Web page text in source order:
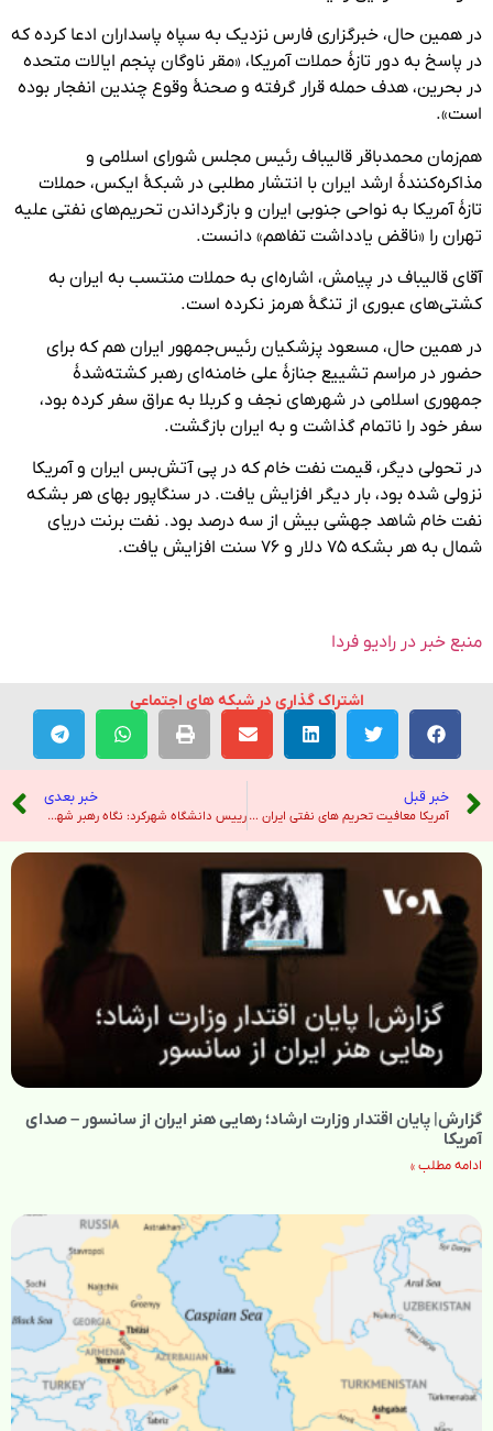
در همین حال، خبرگزاری فارس نزدیک به سپاه پاسداران ادعا کرده که
در پاسخ به دور تازۀ حملات آمریکا، «مقر ناوگان پنجم ایالات متحده
در بحرین، هدف حمله قرار گرفته و صحنۀ وقوع چندین انفجار بوده
است».
هم‌زمان محمدباقر قالیباف رئیس مجلس شورای اسلامی و
مذاکره‌کنندۀ ارشد ایران با انتشار مطلبی در شبکۀ ایکس، حملات
تازۀ آمریکا به نواحی جنوبی ایران و بازگرداندن تحریم‌های نفتی علیه
تهران را «ناقض یادداشت تفاهم» دانست.
آقای قالیباف در پیامش، اشاره‌ای به حملات منتسب به ایران به
کشتی‌های عبوری از تنگۀ هرمز نکرده است.
در همین حال، مسعود پزشکیان رئیس‌جمهور ایران هم که برای
حضور در مراسم تشییع جنازهٔ علی خامنه‌ای رهبر کشته‌شدهٔ
جمهوری اسلامی در شهرهای نجف و کربلا به عراق سفر کرده بود،
سفر خود را ناتمام گذاشت و به ایران بازگشت.
در تحولی دیگر، قیمت نفت خام که در پی آتش‌بس ایران و آمریکا
نزولی شده بود، بار دیگر افزایش یافت. در سنگاپور بهای هر بشکه
نفت خام شاهد جهشی بیش از سه درصد بود. نفت برنت دریای
شمال به هر بشکه ۷۵ دلار و ۷۶ سنت افزایش یافت.
منبع خبر در رادیو فردا
اشتراک گذاری در شبکه های اجتماعی
خبر قبل
آمریکا معافیت تحریم های نفتی ایران را پس از حملات جدید در تنگه هرمز لغو کرد – هندوستان امروز
خبر بعدی
رییس دانشگاه شهرکرد: نگاه رهبر شهید به دانشگاه تمدن‌ساز و آینده‌نگر بود – خبرگزاری ایرنا
گزارش| پایان اقتدار وزارت ارشاد؛ رهایی هنر ایران از سانسور – صدای
آمریکا
ادامه مطلب »